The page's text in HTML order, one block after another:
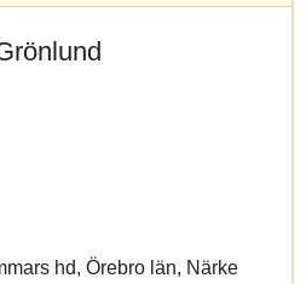
hd, Örebro län, Närke